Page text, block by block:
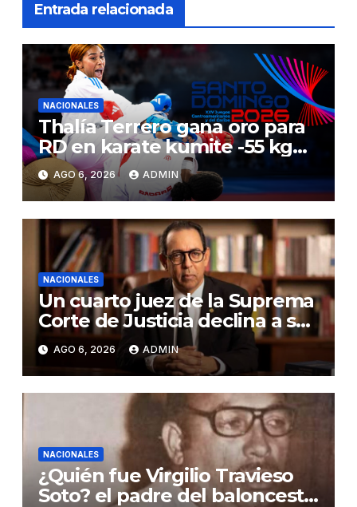
Entrada relacionada
NACIONALES
Thalía Terrero gana oro para
RD en karate kumite -55 kg
en Santo Domingo 2026
AGO 6, 2026 ADMIN
NACIONALES
Un cuarto juez de la Suprema
Corte de Justicia declina a ser
evaluado por el CNM
AGO 6, 2026 ADMIN
NACIONALES
¿Quién fue Virgilio Travieso
Soto? el padre del baloncesto